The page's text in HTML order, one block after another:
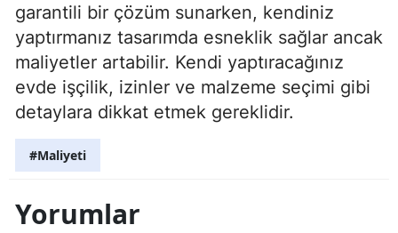
garantili bir çözüm sunarken, kendiniz
yaptırmanız tasarımda esneklik sağlar ancak
maliyetler artabilir. Kendi yaptıracağınız
evde işçilik, izinler ve malzeme seçimi gibi
detaylara dikkat etmek gereklidir.
#Maliyeti
Yorumlar